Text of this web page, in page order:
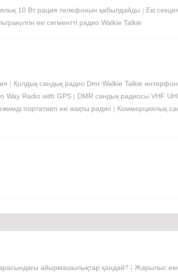
10 Вт рация телефонын қабылдайды | Екі
екі сегментті радио Walkie Talkie
| Қолдық сандық радио Dmr Walkie Talkie
Way Radio with GPS | DMR сандық радиосы VHF
портативті екі жақты радио | Коммерциялық
айырмашылықтар қандай? | Жарылыс